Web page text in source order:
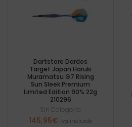
Dartstore Dardos
Target Japan Haruki
Muramatsu G7 Rising
Sun Sleek Premium
Limited Edition 90% 22g
210296
Sin Categoria
145,95€ Iva incluido